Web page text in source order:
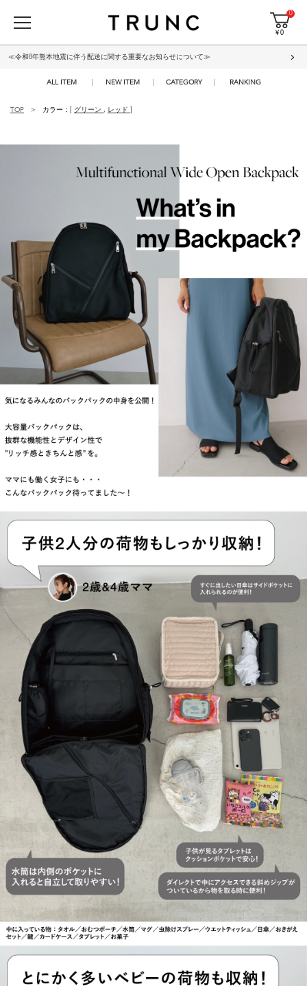
0
¥ 0
≪令和8年熊本地震に伴う配送に関する重要なお知らせについて≫
ALL ITEM NEW ITEM CATEGORY RANKING
TOP カラー：[ グリーン , レッド